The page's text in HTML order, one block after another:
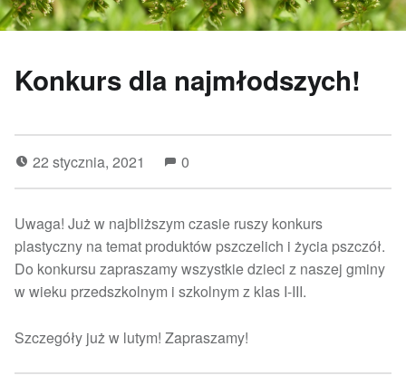
Konkurs dla najmłodszych!
22 stycznia, 2021 0
Uwaga! Już w najbliższym czasie ruszy konkurs
plastyczny na temat produktów pszczelich i życia pszczół.
Do konkursu zapraszamy wszystkie dzieci z naszej gminy
w wieku przedszkolnym i szkolnym z klas I-III.
Szczegóły już w lutym! Zapraszamy!